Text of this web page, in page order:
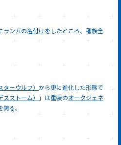
ランガの名付けをしたところ、種族全
ターウルフ） から更に進化した形態で
ストーム） 」は重装のオークジェネ
る。